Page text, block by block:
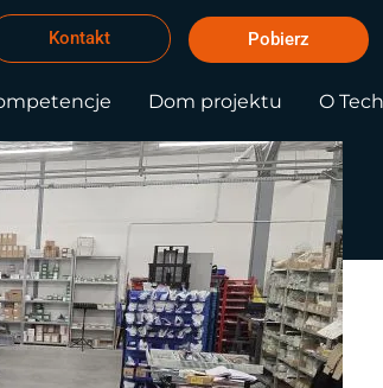
Kontakt Pobierz
Dom projektu O